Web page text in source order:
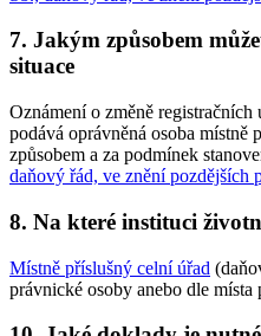
7. Jakým způsobem
situace
Oznámení o změně registračních
podává oprávněná osoba místně
způsobem a za podmínek
daňový řád, ve znění pozdějších
8. Na které instituci
Místně příslušný celní úřad
právnické osoby anebo dle